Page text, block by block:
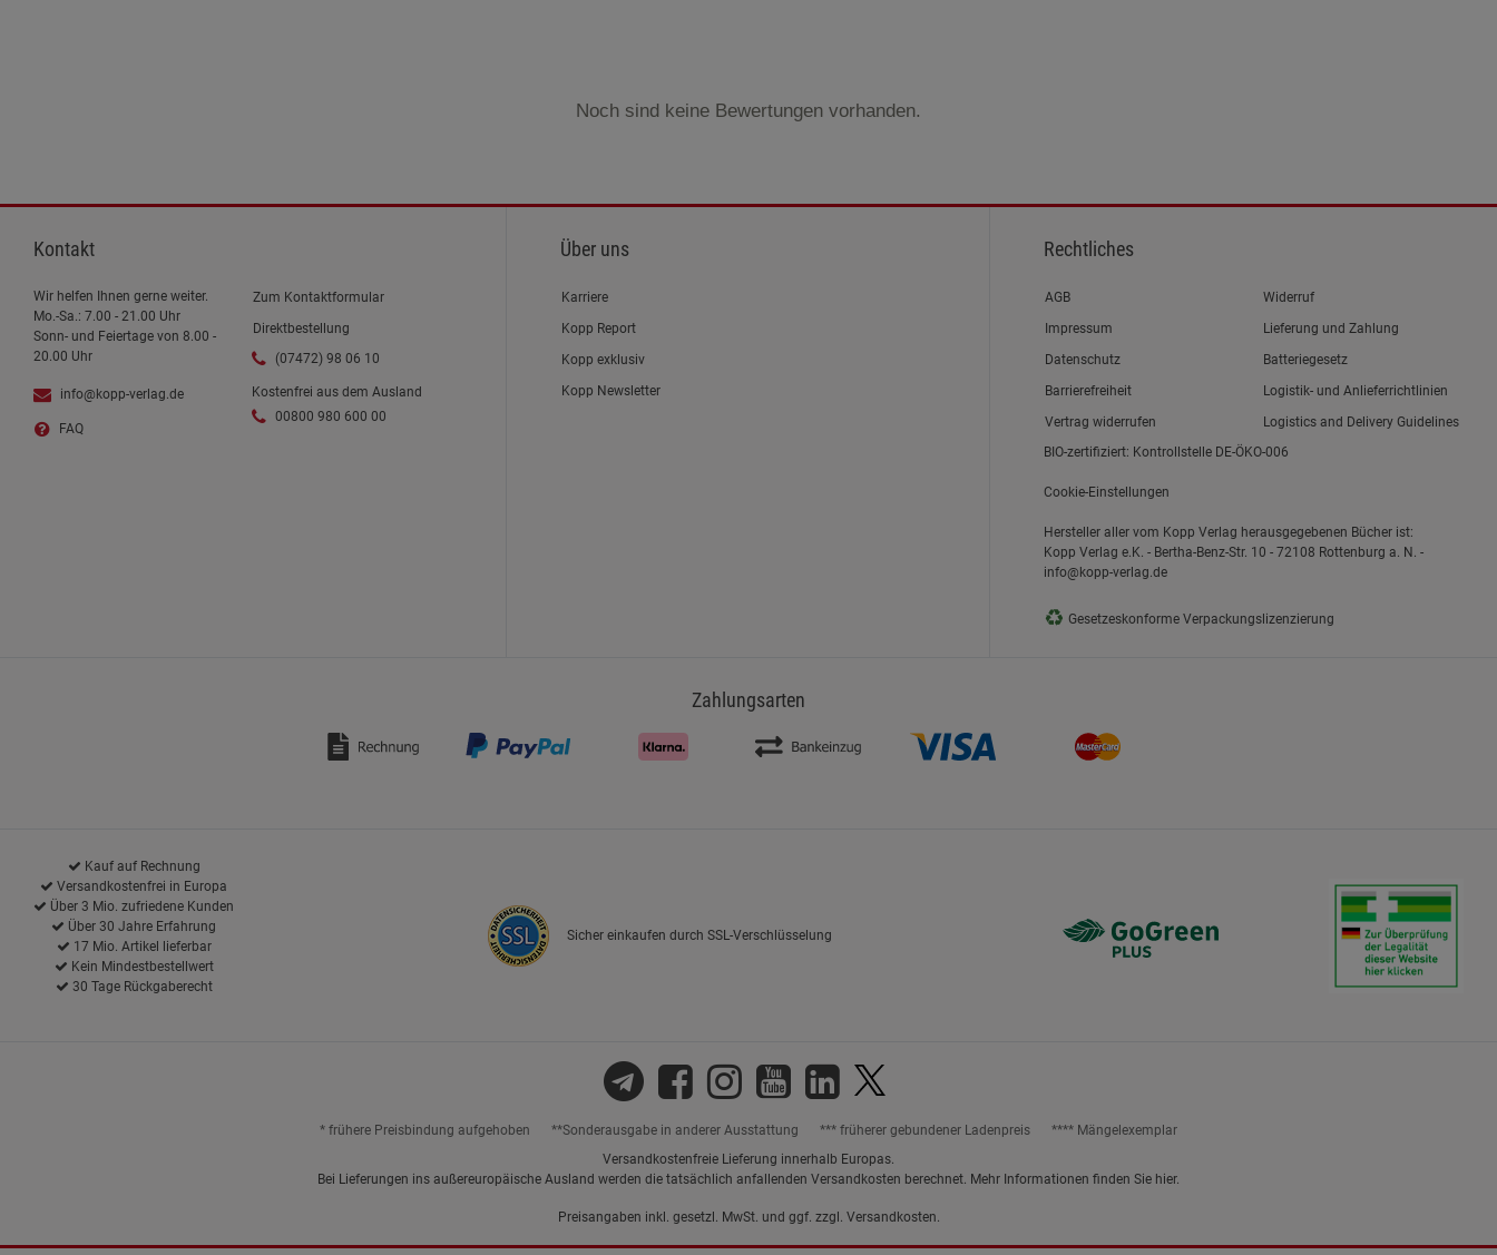
Noch sind keine Bewertungen vorhanden.
Kontakt
Wir helfen Ihnen gerne weiter.
Mo.-Sa.: 7.00 - 21.00 Uhr
Sonn- und Feiertage von 8.00 -
20.00 Uhr
info@kopp-verlag.de
FAQ
Zum Kontaktformular
Direktbestellung
(07472) 98 06 10
Kostenfrei aus dem Ausland
00800 980 600 00
Über uns
Karriere
Kopp Report
Kopp exklusiv
Kopp Newsletter
Rechtliches
Link zum/zur
AGB
Link zum/zur
Impressum
Link zum/zur
Datenschutz
Link zum/zur
Barrierefreiheit
Vertrag widerrufen
Widerruf
Lieferung und Zahlung
Batteriegesetz
Logistik- und Anlieferrichtlinien
Logistics and Delivery Guidelines
BIO-zertifiziert: Kontrollstelle DE-ÖKO-006
Cookie-Einstellungen
Hersteller aller vom Kopp Verlag herausgegebenen Bücher ist:
Kopp Verlag e.K. - Bertha-Benz-Str. 10 - 72108 Rottenburg a. N. -
info@kopp-verlag.de
♻ Gesetzeskonforme Verpackungslizenzierung
Zahlungsarten
Kauf auf Rechnung
Versandkostenfrei in Europa
Über 3 Mio. zufriedene Kunden
Über 30 Jahre Erfahrung
17 Mio. Artikel lieferbar
Kein Mindestbestellwert
30 Tage Rückgaberecht
Sicher einkaufen durch SSL-Verschlüsselung
* frühere Preisbindung aufgehoben **Sonderausgabe in anderer Ausstattung *** früherer gebundener Ladenpreis
**** Mängelexemplar
Versandkostenfreie Lieferung innerhalb Europas.
Bei Lieferungen ins außereuropäische Ausland werden die tatsächlich anfallenden Versandkosten berechnet. Mehr Informationen finden Sie hier.
Preisangaben inkl. gesetzl. MwSt. und ggf. zzgl. Versandkosten.